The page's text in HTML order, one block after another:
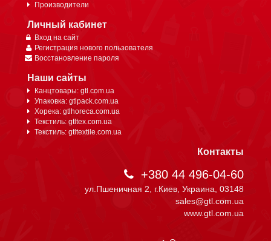
Производители
Личный кабинет
Вход на сайт
Регистрация нового пользователя
Восстановление пароля
Наши сайты
Канцтовары: gtl.com.ua
Упаковка: gtlpack.com.ua
Хорека: gtlhoreca.com.ua
Текстиль: gtltex.com.ua
Текстиль: gtltextile.com.ua
Контакты
+380 44 496-04-60
ул.Пшеничная 2, г.Киев, Украина, 03148
sales@gtl.com.ua
www.gtl.com.ua